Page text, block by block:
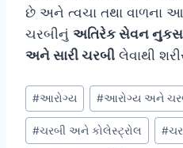
છે અને ત્વચા તથા વાળના
ચરબીનું અતિરેક સેવન
અને સારી ચરબી લેવાથી
Post
Tags:
#આરોગ્ય #આરોગ્ય અને
#ચરબી અને કોલેસ્ટ્રોલ #